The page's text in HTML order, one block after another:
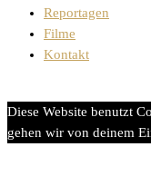
Reportagen
Filme
Kontakt
Diese Website benutzt
gehen wir von deinem